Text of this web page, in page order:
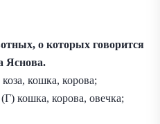
о которых говорится
Яснова.
кошка, корова;
кошка, корова, овечка;